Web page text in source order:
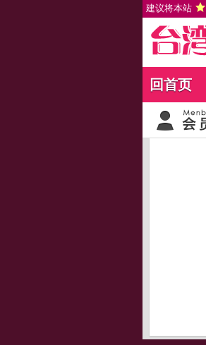
建议将本站
回首页